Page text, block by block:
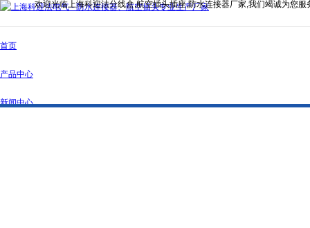
欢迎光临上海科迎法分线盒,航空插头插座,防水连接器厂家,我们竭诚为您服
首页
产品中心
新闻中心